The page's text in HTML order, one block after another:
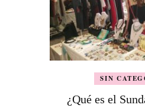
SIN
¿Qué es el